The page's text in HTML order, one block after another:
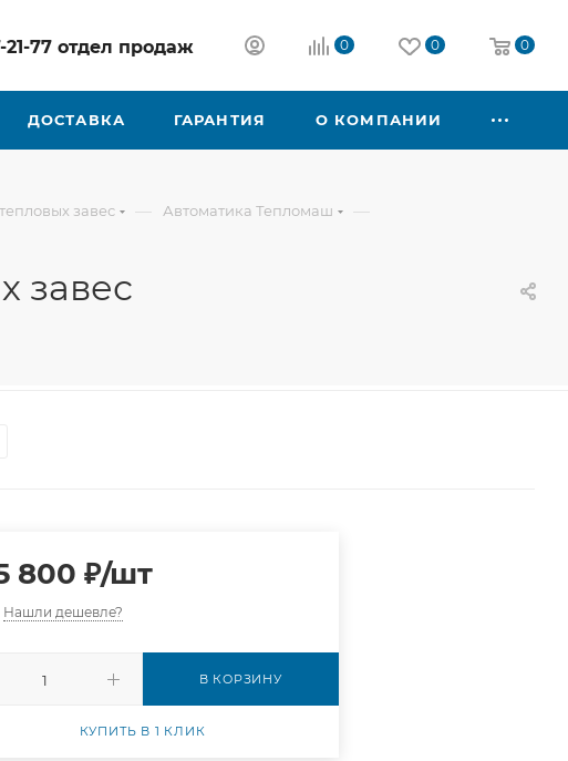
21-77 отдел продаж 0 0 0
ДОСТАВКА ГАРАНТИЯ О КОМПАНИИ
завес — Автоматика Тепломаш —
завес
800 ₽/шт
Нашли дешевле?
В КОРЗИНУ
КУПИТЬ В 1 КЛИК